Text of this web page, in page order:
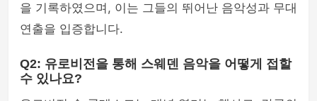
을 기록하였으며, 이는 그들의 뛰어난 음악성과 무대
연출을 입증합니다.
Q2: 유로비전을 통해 스웨덴 음악을 어떻게 접할
수 있나요?